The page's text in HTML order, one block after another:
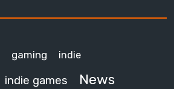
gaming indie
indie games News